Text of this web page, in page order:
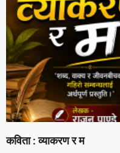
कविता : व्याकरण र म